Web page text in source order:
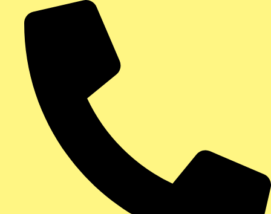
contenu